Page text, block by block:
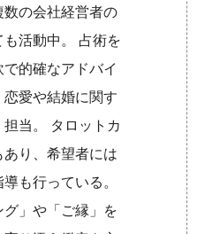
の会社経営者の
活動中。 占術を
的確なアドバイ
愛や結婚に関す
当。 タロットカ
り、希望者には
も行っている。
」や「ご縁」を